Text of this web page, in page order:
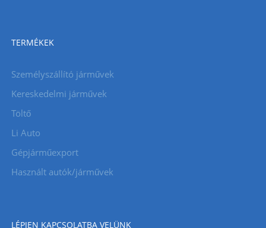
TERMÉKEK
Személyszállító járművek
Kereskedelmi járművek
Töltő
Li Auto
Gépjárműexport
Használt autók/járművek
LÉPJEN KAPCSOLATBA VELÜNK